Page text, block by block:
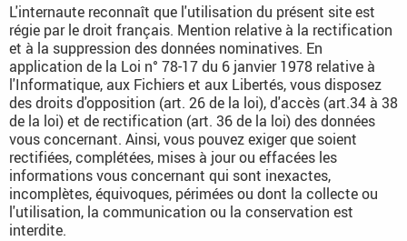
L'internaute reconnaît que l'utilisation du présent site est
régie par le droit français. Mention relative à la rectification
et à la suppression des données nominatives. En
application de la Loi n° 78-17 du 6 janvier 1978 relative à
l'Informatique, aux Fichiers et aux Libertés, vous disposez
des droits d'opposition (art. 26 de la loi), d'accès (art.34 à 38
de la loi) et de rectification (art. 36 de la loi) des données
vous concernant. Ainsi, vous pouvez exiger que soient
rectifiées, complétées, mises à jour ou effacées les
informations vous concernant qui sont inexactes,
incomplètes, équivoques, périmées ou dont la collecte ou
l'utilisation, la communication ou la conservation est
interdite.